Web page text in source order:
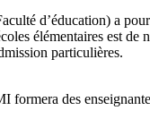
d’éducation) a
élémentaires est de
particulières.
des